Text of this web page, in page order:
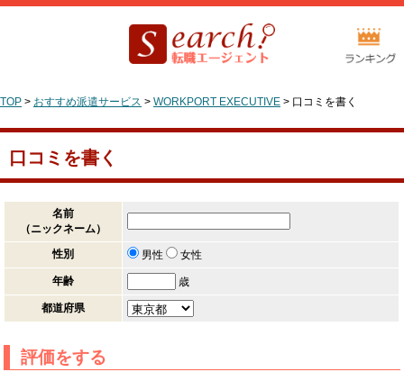
TOP > おすすめ派遣サービス > WORKPORT EXECUTIVE > 口コミを書く
口コミを書く
名前
（ニックネーム）
性別
男性 女性
年齢 歳
都道府県
評価をする